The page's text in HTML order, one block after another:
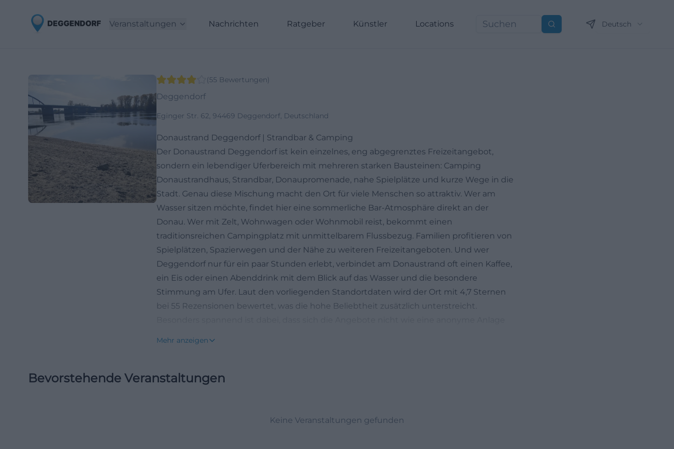
Veranstaltungen Nachrichten Ratgeber Künstler Locations Suchen Deutsch
(55 Bewertungen)
Deggendorf
Eginger Str. 62, 94469 Deggendorf, Deutschland
Donaustrand Deggendorf | Strandbar & Camping
Der Donaustrand Deggendorf ist kein einzelnes, eng abgegrenztes Freizeitangebot,
sondern ein lebendiger Uferbereich mit mehreren starken Bausteinen: Camping
Donaustrandhaus, Strandbar, Donaupromenade, nahe Spielplätze und kurze Wege in die
Stadt. Genau diese Mischung macht den Ort für viele Menschen so attraktiv. Wer am
Wasser sitzen möchte, findet hier eine sommerliche Bar-Atmosphäre direkt an der
Donau. Wer mit Zelt, Wohnwagen oder Wohnmobil reist, bekommt einen
traditionsreichen Campingplatz mit unmittelbarem Flussbezug. Familien profitieren von
Spielplätzen, Spazierwegen und der Nähe zu weiteren Freizeitangeboten. Und wer
Deggendorf nur für ein paar Stunden erlebt, verbindet am Donaustrand oft einen Kaffee,
ein Eis oder einen Abenddrink mit dem Blick auf das Wasser und die besondere
Stimmung am Ufer. Laut den vorliegenden Standortdaten wird der Ort mit 4,7 Sternen
bei 55 Rezensionen bewertet, was die hohe Beliebtheit zusätzlich unterstreicht.
Wer nach den Öffnungszeiten des Donaustrands Deggendorf sucht, meint in der Regel
täglich von Montag bis Sonntag zwischen 11:00 und 23:00 Uhr erreichbar. Wichtig ist
Mehr anzeigen
Bevorstehende Veranstaltungen
Keine Veranstaltungen gefunden